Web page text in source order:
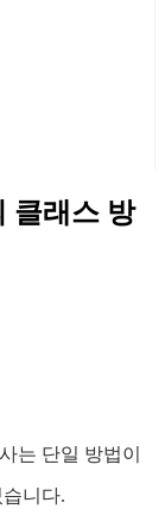
클래스 방
는 단일 방법이
니다.